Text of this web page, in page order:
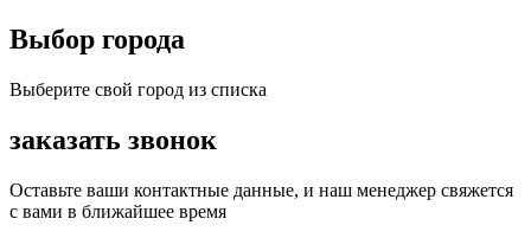
Выбор города
Выберите свой город из списка
заказать звонок
Оставьте ваши контактные данные, и наш менеджер свяжется
с вами в ближайшее время